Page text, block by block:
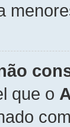
que o